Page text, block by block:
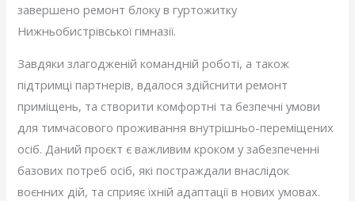
завершено ремонт блоку в гуртожитку
Нижньобистрівської гімназії.
Завдяки злагодженій командній роботі, а також
підтримці партнерів, вдалося здійснити ремонт
приміщень, та створити комфортні та безпечні умови
для тимчасового проживання внутрішньо-переміщених
осіб. Даний проєкт є важливим кроком у забезпеченні
базових потреб осіб, які постраждали внаслідок
воєнних дій, та сприяє їхній адаптації в нових умовах.